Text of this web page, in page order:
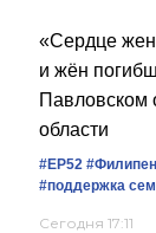
«Сердце
и жён
Павловском
области
#ЕР52
#поддержка
Сегодня 17:11